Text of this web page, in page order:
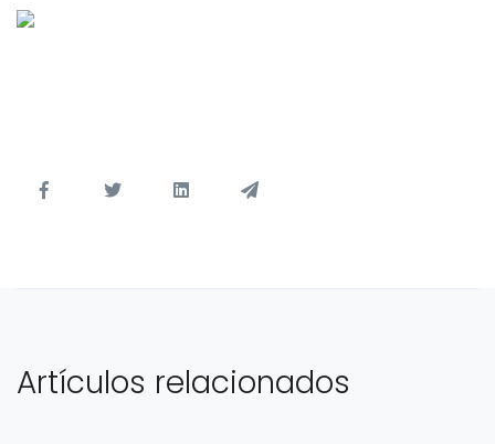
Artículos relacionados